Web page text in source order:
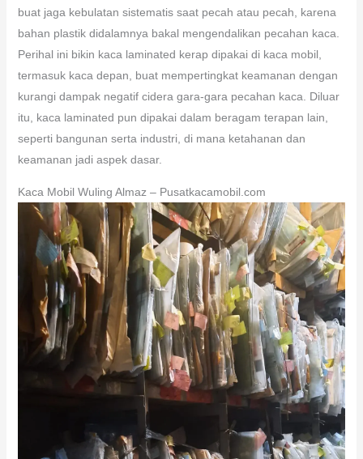
buat jaga kebulatan sistematis saat pecah atau pecah, karena
bahan plastik didalamnya bakal mengendalikan pecahan kaca.
Perihal ini bikin kaca laminated kerap dipakai di kaca mobil,
termasuk kaca depan, buat mempertingkat keamanan dengan
kurangi dampak negatif cidera gara-gara pecahan kaca. Diluar
itu, kaca laminated pun dipakai dalam beragam terapan lain,
seperti bangunan serta industri, di mana ketahanan dan
keamanan jadi aspek dasar.
Kaca Mobil Wuling Almaz – Pusatkacamobil.com